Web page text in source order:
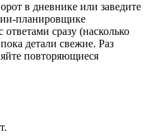
в дневнике или заведите
планировщике
сразу (насколько
детали свежие. Раз
повторяющиеся